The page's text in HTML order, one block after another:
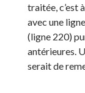
traitée, c’est
avec une
(ligne 220)
antérieures.
serait de